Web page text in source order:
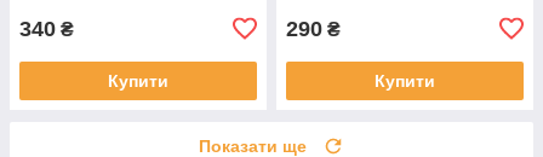
340 ₴
Купити
290 ₴
Купити
Показати ще